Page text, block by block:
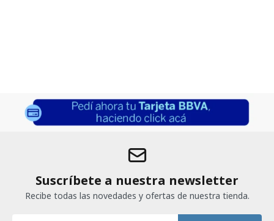
Suscríbete a nuestra newsletter
Recibe todas las novedades y ofertas de nuestra tienda.